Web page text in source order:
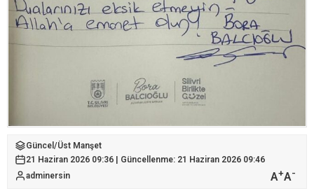
Güncel /Üst Manşet
21 Haziran 2026 09:36 | Güncellenme: 21 Haziran 2026 09:46
adminersin
A+A-